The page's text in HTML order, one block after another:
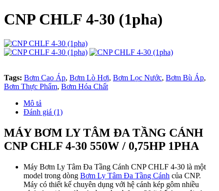
CNP CHLF 4-30 (1pha)
Tags: Bơm Cao Áp, Bơm Lò Hơi, Bơm Lọc Nước, Bơm Bù Áp,
Bơm Thực Phẩm, Bơm Hóa Chất
Mô tả
Đánh giá (1)
MÁY BƠM LY TÂM ĐA TẦNG CÁNH
CNP CHLF 4-30 550W / 0,75HP 1PHA
Máy Bơm Ly Tâm Đa Tầng Cánh CNP CHLF 4-30 là một
model trong dòng Bơm Ly Tâm Đa Tầng Cánh của CNP.
Máy có thiết kế chuyên dụng với hệ cánh kép gôm nhiều